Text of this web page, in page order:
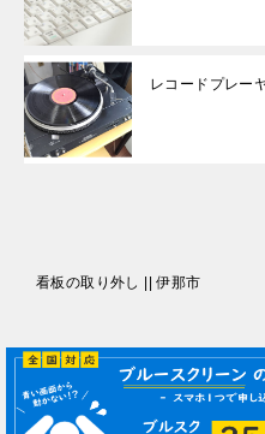
レコードプレー
ナ
ビ
看板の取り外し || 伊那市